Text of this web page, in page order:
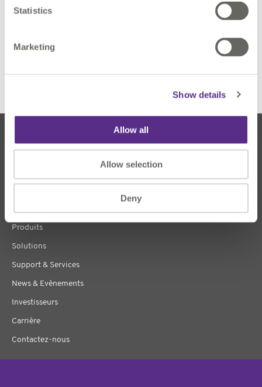
Statistics
Marketing
Show details
Allow all
Allow selection
Deny
la qualité des données pour Utility Network, ou si vous
MIGRATION ARCGIS UTILITY NETWORK
Produits
Solutions
Support & Services
News & Evènements
Investisseurs
Carrière
Contactez-nous